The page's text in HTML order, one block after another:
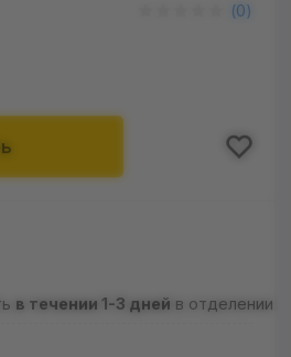
(0)
в течении 1-3 дней в отделении